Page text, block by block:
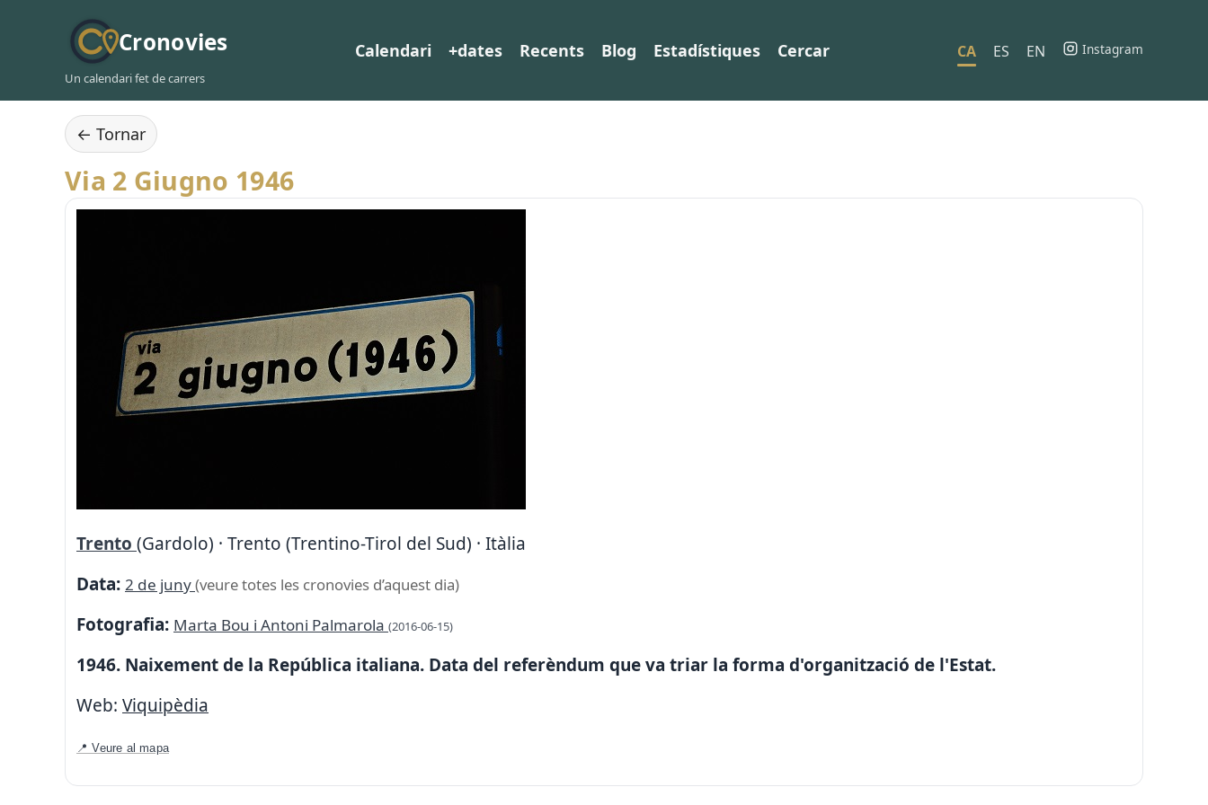
Cronovies
Un calendari fet de carrers
Calendari +dates Recents Blog Estadístiques Cercar CA ES EN Instagram
← Tornar
Via 2 Giugno 1946
Trento (Gardolo) · Trento (Trentino-Tirol del Sud) · Itàlia
Data: 2 de juny(veure totes les cronovies d’aquest dia)
Fotografia: Marta Bou i Antoni Palmarola (2016-06-15)
1946. Naixement de la República italiana. Data del referèndum que va triar la forma d'organització de l'Estat.
Web: Viquipèdia
📍 Veure al mapa